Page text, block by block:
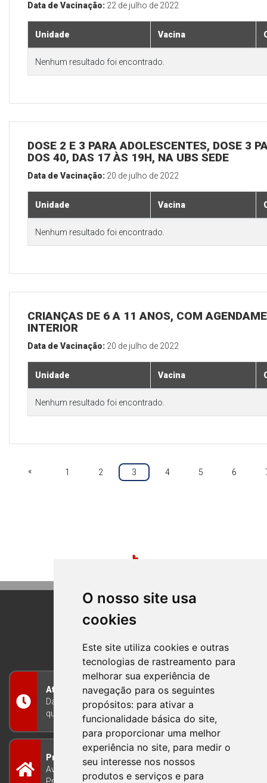
O nosso site usa
cookies
Este site utiliza cookies e outras
tecnologias de rastreamento para
melhorar sua experiência de
navegação para os seguintes
propósitos: para ativar a
funcionalidade básica do site,
para proporcionar uma melhor
experiência no site, para medir o
seu interesse nos nossos
produtos e serviços e para
Data de Vacinação: 22 de julho de 2022
Unidade Vacina
Nenhum resultado foi encontrado.
DOSE 2 E 3 PARA ADOLESCENTES, DOSE 3
DOS 40, DAS 17 ÀS 19H, NA UBS SEDE
Data de Vacinação: 20 de julho de 2022
Unidade Vacina
Nenhum resultado foi encontrado.
CRIANÇAS DE 6 A 11 ANOS, COM
INTERIOR
Data de Vacinação: 20 de julho de 2022
Unidade Vacina
Nenhum resultado foi encontrado.
« 1 2 3 4 5 6
BOM PRINCIPIO
RIO GRANDE DO SUL
Atendimento
Das 8h às 12h e das 13h às 17h30, de segunda a
quinta-feira, e nas sextas-feiras das 7h às 13h
Prefeitura Municipal
Avenida Guilherme Winter 65 - Centro Bom